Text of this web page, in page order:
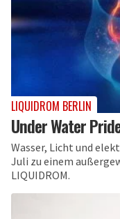
LIQUIDROM BERLIN
Under Water
Wasser, Licht und
Juli zu einem
LIQUIDROM.